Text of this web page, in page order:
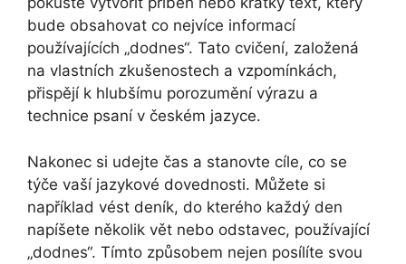
bude obsahovat co nejvíce informací
používajících „dodnes“. Tato cvičení, založená
na vlastních zkušenostech a vzpomínkách,
přispějí k hlubšímu porozumění výrazu a
technice psaní v českém jazyce.
Nakonec si udejte čas a stanovte cíle, co se
týče vaší jazykové dovednosti. Můžete si
například vést deník, do kterého každý den
napíšete několik vět nebo odstavec, používající
„dodnes“. Tímto způsobem nejen posílíte svou